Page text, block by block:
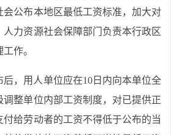
会公布本地区最低工资标准，加大对
力资源社会保障部门负责本行政区
作。
后，用人单位应在10日内向本单位全
整单位内部工资制度，对已提供正
给劳动者的工资不得低于公布的当